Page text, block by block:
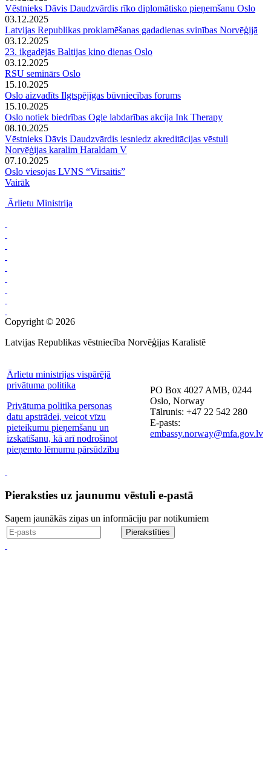
Vēstnieks Dāvis Daudzvārdis rīko diplomātisko pieņemšanu Oslo
03.12.2025
Latvijas Republikas proklamēšanas gadadienas svinības Norvēģijā
03.12.2025
23. ikgadējās Baltijas kino dienas Oslo
03.12.2025
RSU seminārs Oslo
15.10.2025
Oslo aizvadīts Ilgtspējīgas būvniecības forums
15.10.2025
Oslo notiek biedrības Ogle labdarības akcija Ink Therapy
08.10.2025
Vēstnieks Dāvis Daudzvārdis iesniedz akreditācijas vēstuli
Norvēģijas karalim Haraldam V
07.10.2025
Oslo viesojas LVNS “Virsaitis”
Vairāk
Ārlietu Ministrija
Copyright © 2026
Latvijas Republikas vēstniecība Norvēģijas Karalistē
Ārlietu ministrijas vispārējā
privātuma politika
Privātuma politika personas
datu apstrādei, veicot vīzu
pieteikumu pieņemšanu un
izskatīšanu, kā arī nodrošinot
pieņemto lēmumu pārsūdzību
PO Box 4027 AMB, 0244
Oslo, Norway
Tālrunis: +47 22 542 280
E-pasts:
embassy.norway@mfa.gov.lv
Pieraksties uz jaunumu vēstuli e-pastā
Saņem jaunākās ziņas un informāciju par notikumiem